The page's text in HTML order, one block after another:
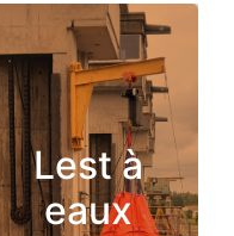
Lest à
eaux